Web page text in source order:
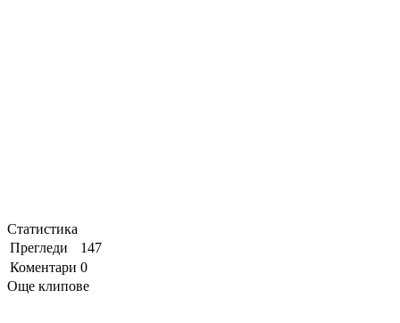
Статистика
Прегледи
147
Коментари 0
Още клипове